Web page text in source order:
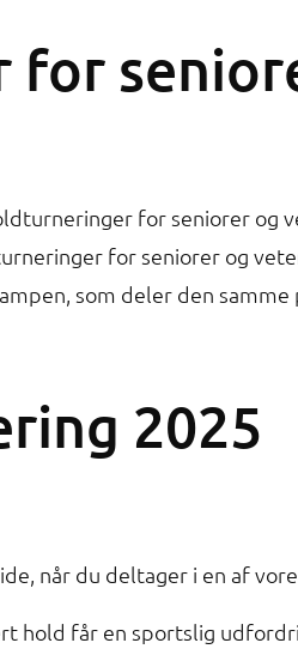
for seniorer og
for seniorer og
som deler den
2025
når du deltager i en af
hold får en sportslig